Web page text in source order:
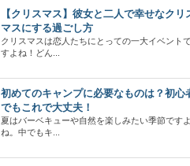
【クリスマス】彼女と二人で幸せなクリ
マスにする過ごし方
クリスマスは恋人たちにとっての一大イベント
すよね！どん...
初めてのキャンプに必要なものは？初心
でもこれで大丈夫！
夏はバーベキューや自然を楽しみたい季節ですよ
ね。中でもキ...